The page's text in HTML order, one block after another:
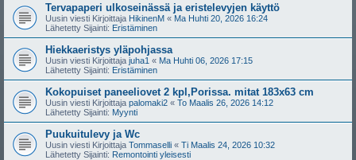
Tervapaperi ulkoseinässä ja eristelevyjen käyttö
Uusin viesti Kirjoittaja HikinenM « Ma Huhti 20, 2026 16:24
Lähetetty Sijainti: Eristäminen
Hiekkaeristys yläpohjassa
Uusin viesti Kirjoittaja juha1 « Ma Huhti 06, 2026 17:15
Lähetetty Sijainti: Eristäminen
Kokopuiset paneeliovet 2 kpl,Porissa. mitat 183x63 cm
Uusin viesti Kirjoittaja palomaki2 « To Maalis 26, 2026 14:12
Lähetetty Sijainti: Myynti
Puukuitulevy ja Wc
Uusin viesti Kirjoittaja Tommaselli « Ti Maalis 24, 2026 10:32
Lähetetty Sijainti: Remontointi yleisesti